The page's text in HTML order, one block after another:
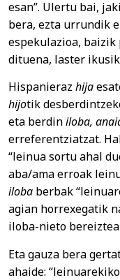
esan”. Ulertu bai,
bera, ezta urrundik
espekulazioa,
dituena, laster
Hispanieraz hija
hijotik
eta berdiniloba,
erreferentziatzat.
“leinua sortu ahal
aba/ama erroak
iloba berbak
agian horrexegatik
iloba-nieto
Eta gauza bera
ahaide: